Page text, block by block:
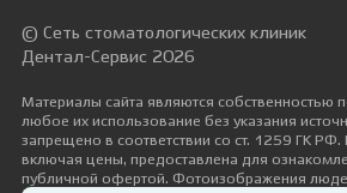
© Сеть стоматологических клиник
Дентал-Сервис 2026
Материалы сайта являются собственностью
любое их использование без указания
запрещено в соответствии со ст. 1259 ГК
включая цены, предоставлена для
публичной офертой. Фотоизображения